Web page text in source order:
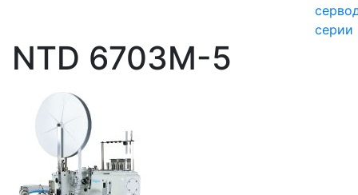
серии
NTD 6703M-5